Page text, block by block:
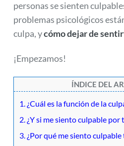
personas se sienten
problemas psicológicos
culpa, ycómo dejar de
¡Empezamos!
ÍNDICE DEL
1. ¿Cuál es la función de la
2. ¿Y si me siento culpable por
3. ¿Por qué me siento